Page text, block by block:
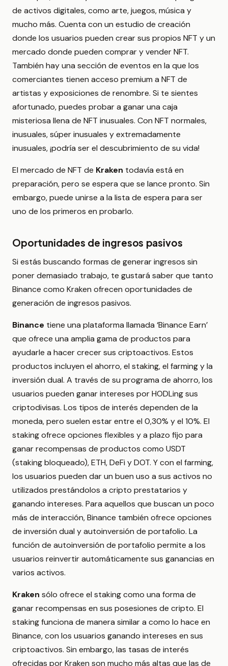
de activos digitales, como arte, juegos, música y
mucho más. Cuenta con un estudio de creación
donde los usuarios pueden crear sus propios NFT y un
mercado donde pueden comprar y vender NFT.
También hay una sección de eventos en la que los
comerciantes tienen acceso premium a NFT de
artistas y exposiciones de renombre. Si te sientes
afortunado, puedes probar a ganar una caja
misteriosa llena de NFT inusuales. Con NFT normales,
inusuales, súper inusuales y extremadamente
inusuales, ¡podría ser el descubrimiento de su vida!
El mercado de NFT de Kraken todavía está en
preparación, pero se espera que se lance pronto. Sin
embargo, puede unirse a la lista de espera para ser
uno de los primeros en probarlo.
Oportunidades de ingresos pasivos
Si estás buscando formas de generar ingresos sin
poner demasiado trabajo, te gustará saber que tanto
Binance como Kraken ofrecen oportunidades de
generación de ingresos pasivos.
Binance tiene una plataforma llamada ‘Binance Earn’
que ofrece una amplia gama de productos para
ayudarle a hacer crecer sus criptoactivos. Estos
productos incluyen el ahorro, el staking, el farming y la
inversión dual. A través de su programa de ahorro, los
usuarios pueden ganar intereses por HODLing sus
criptodivisas. Los tipos de interés dependen de la
moneda, pero suelen estar entre el 0,30% y el 10%. El
staking ofrece opciones flexibles y a plazo fijo para
ganar recompensas de productos como USDT
(staking bloqueado), ETH, DeFi y DOT. Y con el farming,
los usuarios pueden dar un buen uso a sus activos no
utilizados prestándolos a cripto prestatarios y
ganando intereses. Para aquellos que buscan un poco
más de interacción, Binance también ofrece opciones
de inversión dual y autoinversión de portafolio. La
función de autoinversión de portafolio permite a los
usuarios reinvertir automáticamente sus ganancias en
varios activos.
Kraken sólo ofrece el staking como una forma de
ganar recompensas en sus posesiones de cripto. El
staking funciona de manera similar a como lo hace en
Binance, con los usuarios ganando intereses en sus
criptoactivos. Sin embargo, las tasas de interés
ofrecidas por Kraken son mucho más altas que las de